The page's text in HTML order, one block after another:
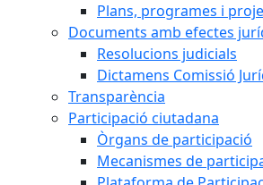
Plans, programes i
Documents amb efectes
Resolucions judicials
Dictamens Comissió
Transparència
Participació ciutadana
Òrgans de participació
Mecanismes de